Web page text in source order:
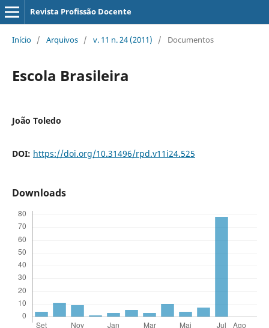
Revista Profissão Docente
Início / Arquivos / v. 11 n. 24 (2011) / Documentos
Escola Brasileira
João Toledo
DOI: https://doi.org/10.31496/rpd.v11i24.525
Downloads